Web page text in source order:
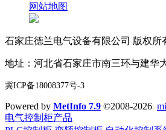
网站地图
石家庄德兰电气设备有限公司 版权所
地址：河北省石家庄市南三环与建华
冀ICP备18008377号-3
Powered by MetInfo 7.9 ©2008-2026
电气控制柜产品